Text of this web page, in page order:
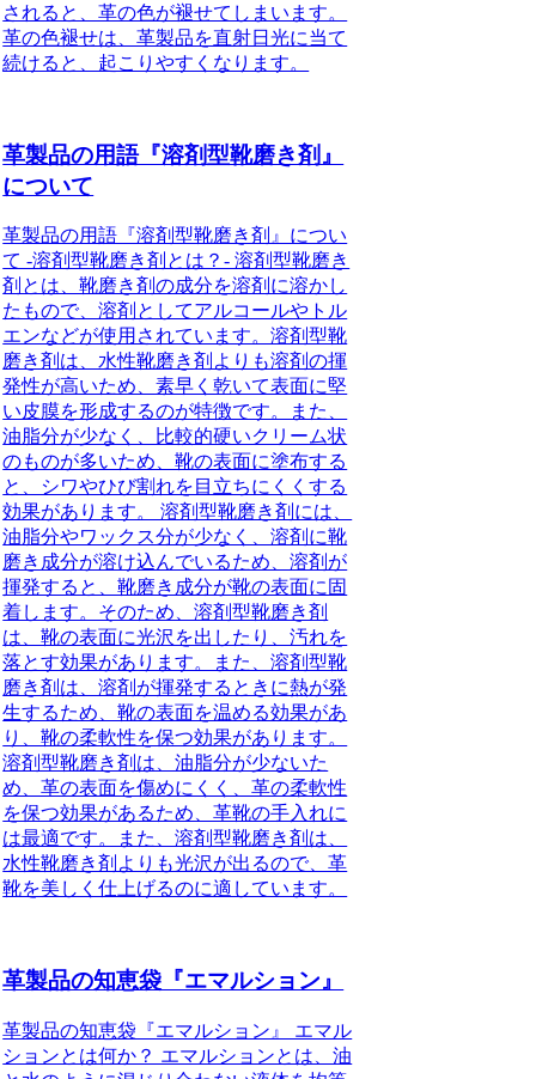
されると、革の色が褪せてしまいます。
革の色褪せは、革製品を直射日光に当て
続けると、起こりやすくなります。
革製品の用語『溶剤型靴磨き剤』
について
革製品の用語『溶剤型靴磨き剤』につい
て -溶剤型靴磨き剤とは？- 溶剤型靴磨き
剤とは、靴磨き剤の成分を溶剤に溶かし
たもので、溶剤としてアルコールやトル
エンなどが使用されています。溶剤型靴
磨き剤は、水性靴磨き剤よりも溶剤の揮
発性が高いため、素早く乾いて表面に堅
い皮膜を形成するのが特徴です。また、
油脂分が少なく、比較的硬いクリーム状
のものが多いため、靴の表面に塗布する
と、シワやひび割れを目立ちにくくする
効果があります。 溶剤型靴磨き剤には、
油脂分やワックス分が少なく、溶剤に靴
磨き成分が溶け込んでいるため、溶剤が
揮発すると、靴磨き成分が靴の表面に固
着します。そのため、溶剤型靴磨き剤
は、靴の表面に光沢を出したり、汚れを
落とす効果があります。また、溶剤型靴
磨き剤は、溶剤が揮発するときに熱が発
生するため、靴の表面を温める効果があ
り、靴の柔軟性を保つ効果があります。
溶剤型靴磨き剤は、油脂分が少ないた
め、革の表面を傷めにくく、革の柔軟性
を保つ効果があるため、革靴の手入れに
は最適です。また、溶剤型靴磨き剤は、
水性靴磨き剤よりも光沢が出るので、革
靴を美しく仕上げるのに適しています。
革製品の知恵袋『エマルション』
革製品の知恵袋『エマルション』 エマル
ションとは何か？ エマルションとは、油